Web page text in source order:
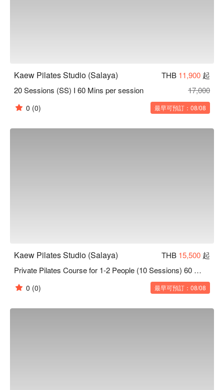
Kaew Pilates Studio (Salaya) THB 11,900 起
20 Sessions (SS) I 60 Mins per session
17,000
0 (0) 最早可預訂：08/08
Kaew Pilates Studio (Salaya) THB 15,500 起
Private Pilates Course for 1-2 People (10 Sessions) 60 Mins
0 (0) 最早可預訂：08/08